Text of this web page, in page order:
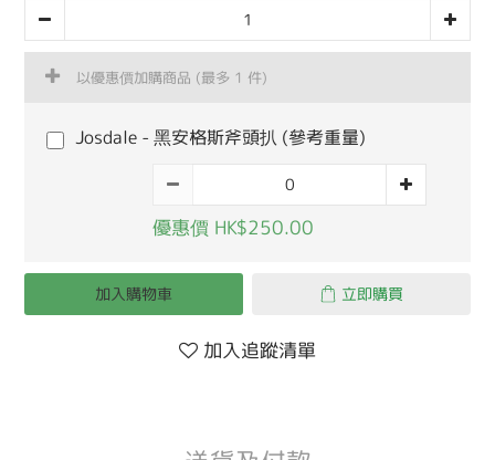
以優惠價加購商品 (最多 1 件)
Josdale - 黑安格斯斧頭扒 (參考重量)
優惠價 HK$250.00
加入購物車 立即購買
加入追蹤清單